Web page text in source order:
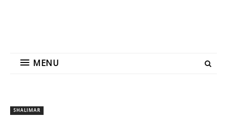
MENU
SHALIMAR